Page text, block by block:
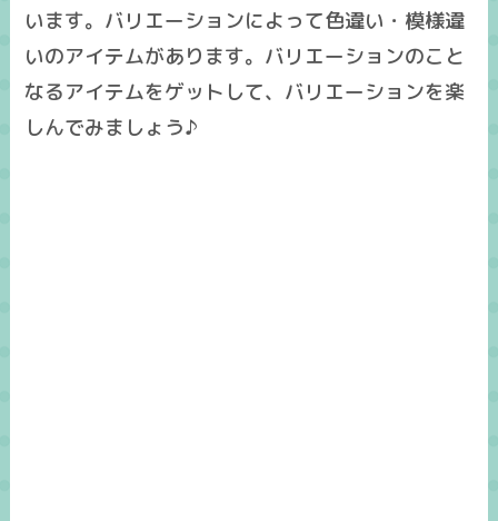
います。バリエーションによって色違い・模様違
いのアイテムがあります。バリエーションのこと
なるアイテムをゲットして、バリエーションを楽
しんでみましょう♪